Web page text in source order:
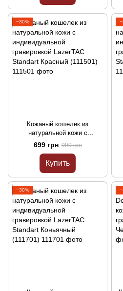
−30%
Кожаный кошелек из
натуральной кожи с
индивидуальной гравировкой
LazerTAC Standart Красный
(111501)
699 грн 999 грн
Купить
−30%